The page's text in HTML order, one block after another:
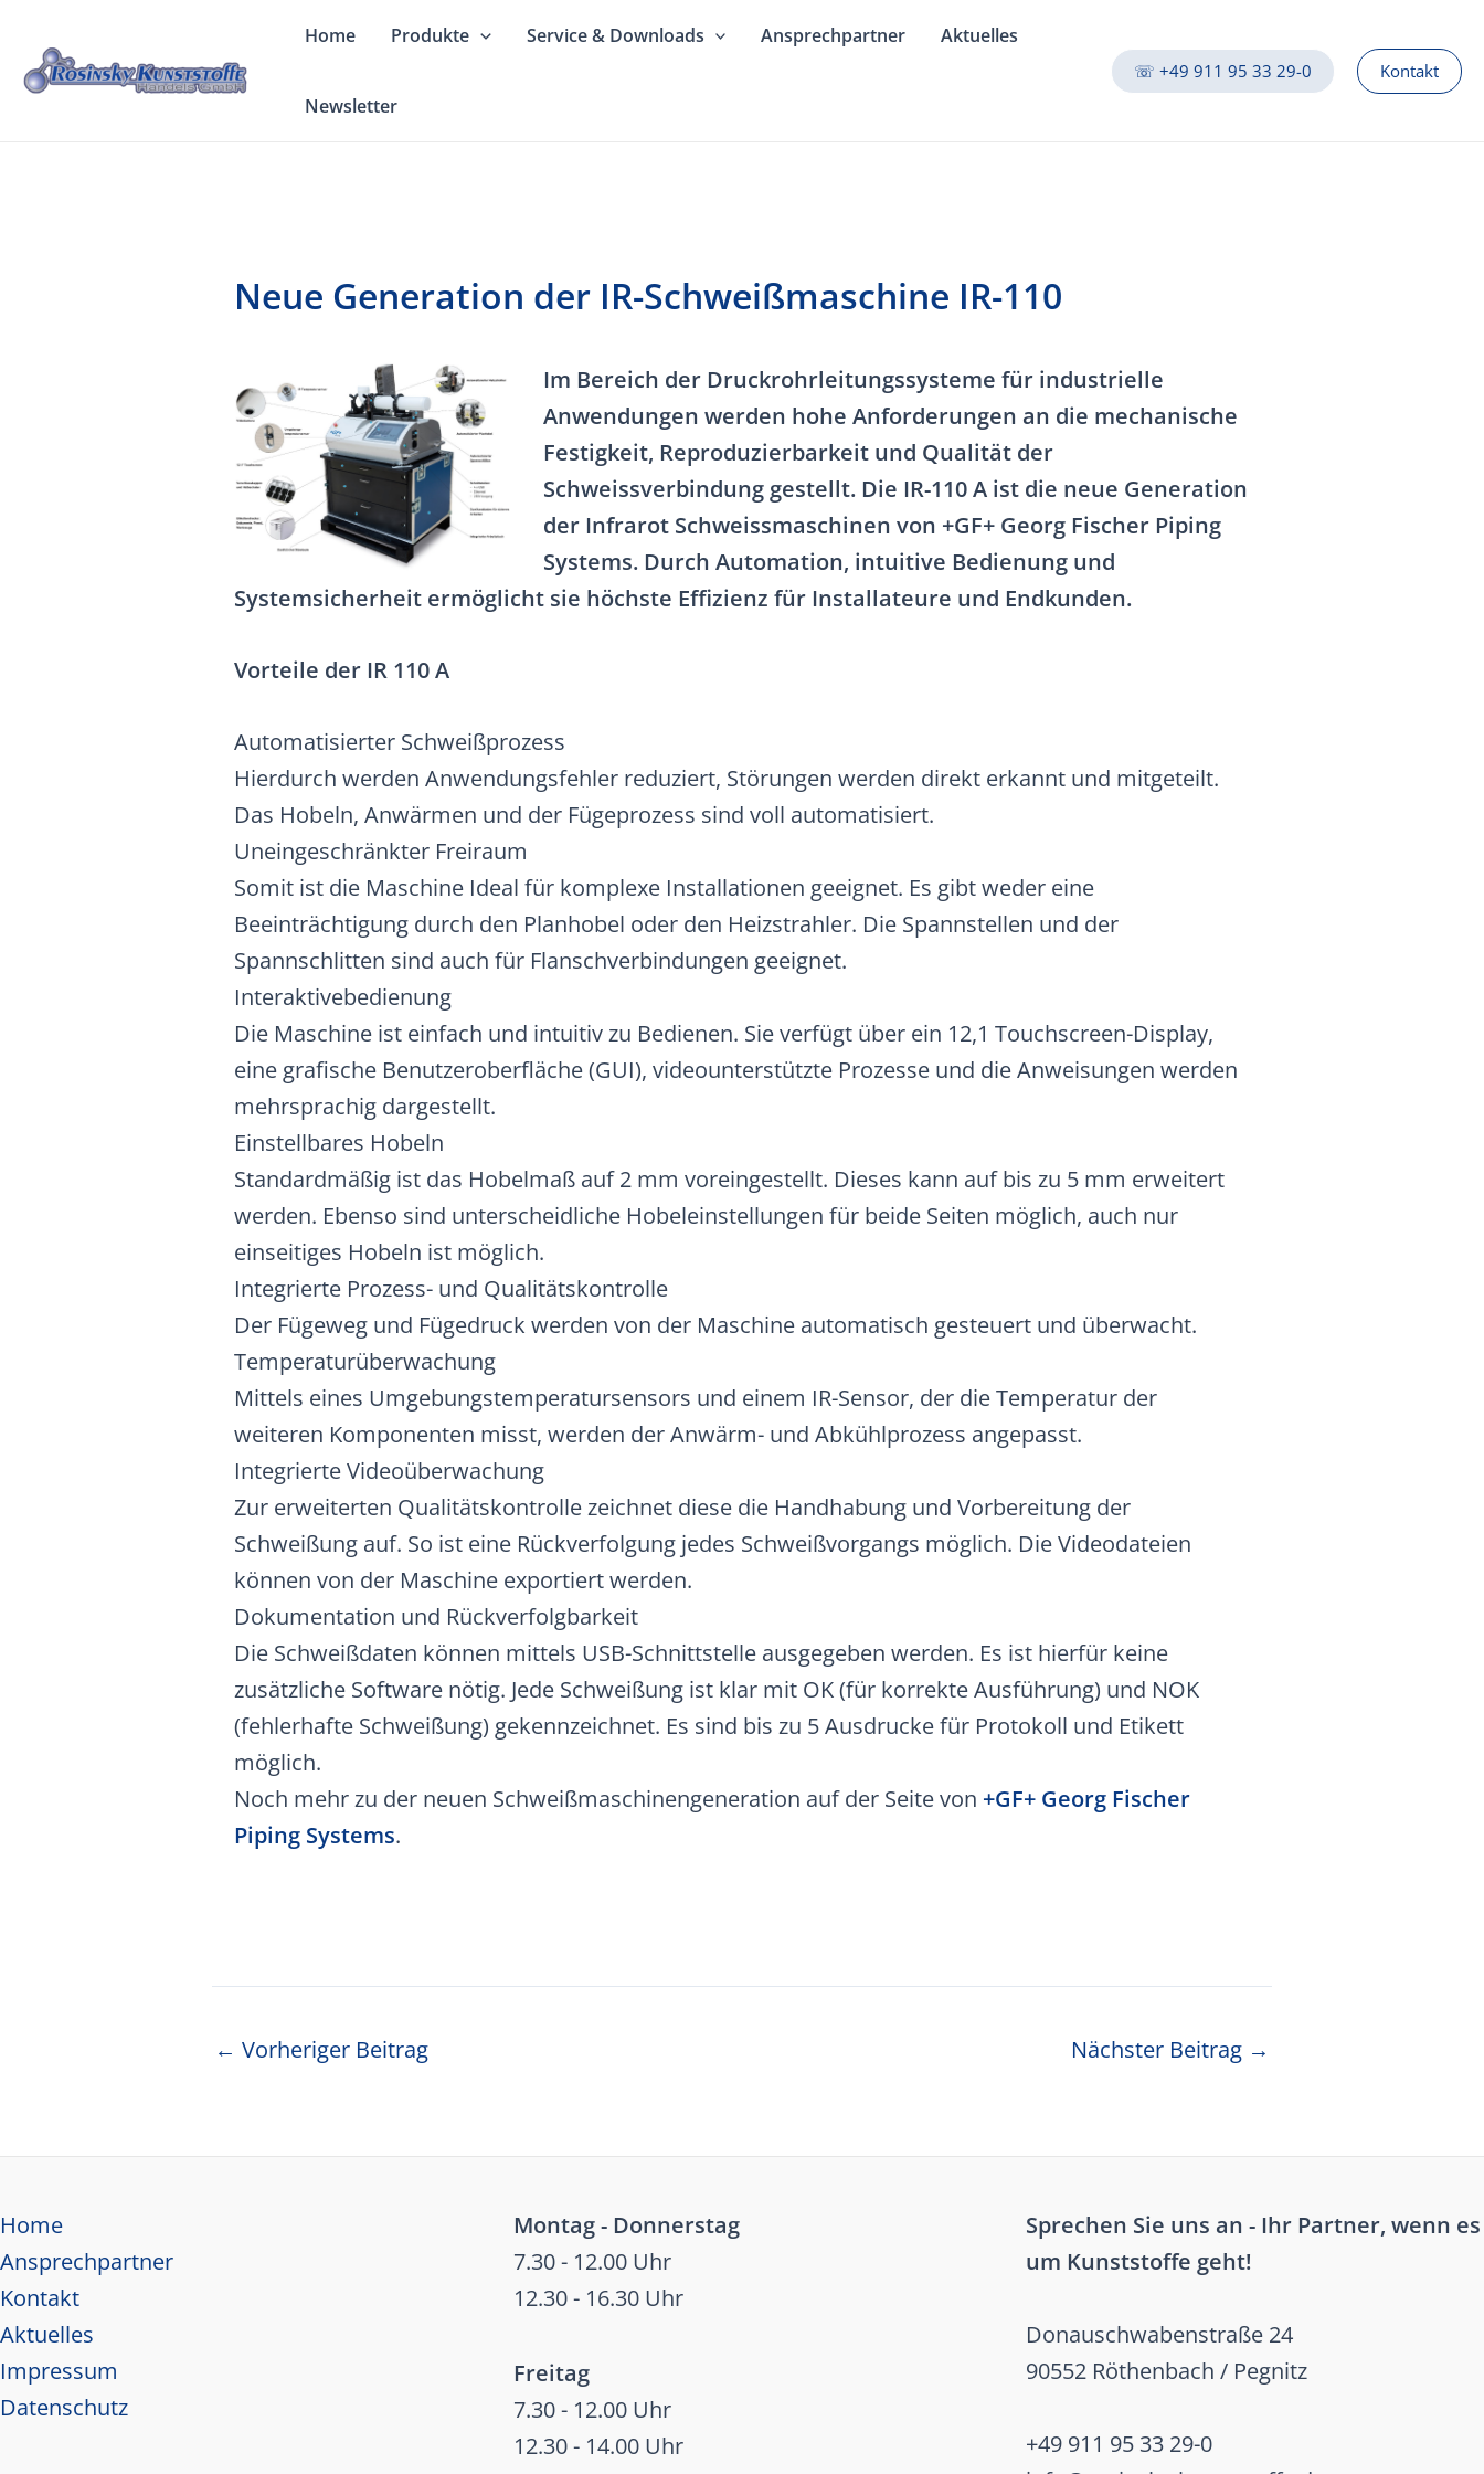
Inhalt
springen
Home Produkte Service & Downloads Ansprechpartner Aktuelles
Newsletter
☏ +49 911 95 33 29-0 Kontakt
Neue Generation der IR-Schweißmaschine IR-110
Im Bereich der Druckrohrleitungssysteme für industrielle
Anwendungen werden hohe Anforderungen an die mechanische
Festigkeit, Reproduzierbarkeit und Qualität der
Schweissverbindung gestellt. Die IR-110 A ist die neue Generation
der Infrarot Schweissmaschinen von +GF+ Georg Fischer Piping
Systems. Durch Automation, intuitive Bedienung und
Systemsicherheit ermöglicht sie höchste Effizienz für Installateure und Endkunden.
Vorteile der IR 110 A
Automatisierter Schweißprozess
Hierdurch werden Anwendungsfehler reduziert, Störungen werden direkt erkannt und mitgeteilt.
Das Hobeln, Anwärmen und der Fügeprozess sind voll automatisiert.
Uneingeschränkter Freiraum
Somit ist die Maschine Ideal für komplexe Installationen geeignet. Es gibt weder eine
Beeinträchtigung durch den Planhobel oder den Heizstrahler. Die Spannstellen und der
Spannschlitten sind auch für Flanschverbindungen geeignet.
Interaktivebedienung
Die Maschine ist einfach und intuitiv zu Bedienen. Sie verfügt über ein 12,1 Touchscreen-Display,
eine grafische Benutzeroberfläche (GUI), videounterstützte Prozesse und die Anweisungen werden
mehrsprachig dargestellt.
Einstellbares Hobeln
Standardmäßig ist das Hobelmaß auf 2 mm voreingestellt. Dieses kann auf bis zu 5 mm erweitert
werden. Ebenso sind unterscheidliche Hobeleinstellungen für beide Seiten möglich, auch nur
einseitiges Hobeln ist möglich.
Integrierte Prozess- und Qualitätskontrolle
Der Fügeweg und Fügedruck werden von der Maschine automatisch gesteuert und überwacht.
Temperaturüberwachung
Mittels eines Umgebungstemperatursensors und einem IR-Sensor, der die Temperatur der
weiteren Komponenten misst, werden der Anwärm- und Abkühlprozess angepasst.
Integrierte Videoüberwachung
Zur erweiterten Qualitätskontrolle zeichnet diese die Handhabung und Vorbereitung der
Schweißung auf. So ist eine Rückverfolgung jedes Schweißvorgangs möglich. Die Videodateien
können von der Maschine exportiert werden.
Dokumentation und Rückverfolgbarkeit
Die Schweißdaten können mittels USB-Schnittstelle ausgegeben werden. Es ist hierfür keine
zusätzliche Software nötig. Jede Schweißung ist klar mit OK (für korrekte Ausführung) und NOK
(fehlerhafte Schweißung) gekennzeichnet. Es sind bis zu 5 Ausdrucke für Protokoll und Etikett
möglich.
Noch mehr zu der neuen Schweißmaschinengeneration auf der Seite von +GF+ Georg Fischer
Piping Systems.
Beitragsnavigation
← Vorheriger Beitrag Nächster Beitrag →
Home
Ansprechpartner
Kontakt
Aktuelles
Impressum
Datenschutz
Montag - Donnerstag
7.30 - 12.00 Uhr
12.30 - 16.30 Uhr
Freitag
7.30 - 12.00 Uhr
12.30 - 14.00 Uhr
Sprechen Sie uns an - Ihr Partner, wenn es
um Kunststoffe geht!
Donauschwabenstraße 24
90552 Röthenbach / Pegnitz
+49 911 95 33 29-0